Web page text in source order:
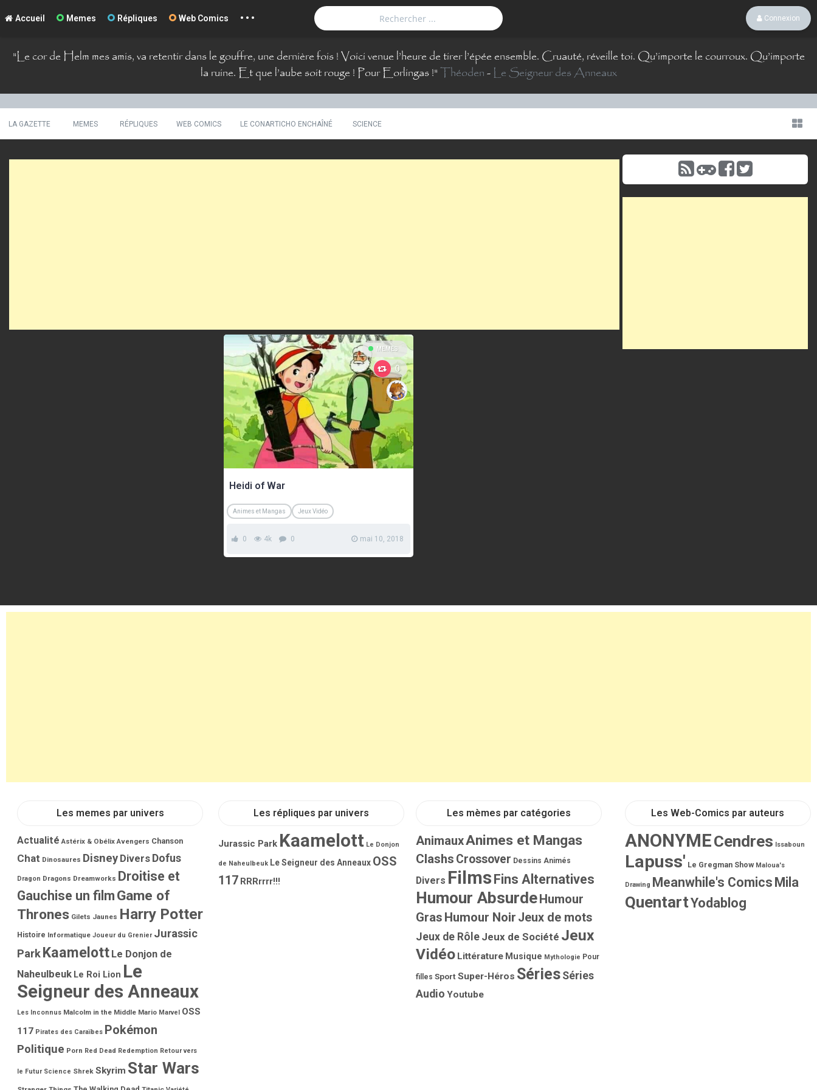
t
o
La Comté du Geek
Accueil Memes Répliques Web Comics ... Connexion
"Le cor de Helm mes amis, va retentir dans le gouffre, une dernière fois ! Voici venue l’heure de tirer l’épée ensemble. Cruauté, réveille toi. Qu’importe le courroux. Qu’importe
la ruine. Et que l’aube soit rouge ! Pour Eorlingas !"Théoden-Le Seigneur des Anneaux
LA GAZETTE MEMES RÉPLIQUES WEB COMICS LE CONARTICHO ENCHAÎNÉ SCIENCE
MEMES
0
Heidi of War
Animes et Mangas Jeux Vidéo
0 4k 0 mai 10, 2018
Les memes par univers
Actualité Astérix & Obélix Avengers Chanson
Chat Dinosaures Disney Divers Dofus
Dragon Dragons Dreamworks Droitise et
Gauchise un film Game of
Thrones Gilets Jaunes Harry Potter
Histoire Informatique Joueur du Grenier Jurassic
ParkKaamelott Le Donjon de
Naheulbeuk Le Roi Lion Le
Seigneur des Anneaux
Les Inconnus Malcolm in the Middle Mario Marvel OSS
117 Pirates des Caraïbes Pokémon
Politique Porn Red Dead Redemption Retour vers
le Futur Science Shrek Skyrim Star Wars
Les répliques par univers
Jurassic Park Kaamelott Le Donjon
de Naheulbeuk Le Seigneur des Anneaux OSS
117 RRRrrrr!!!
Les mèmes par catégories
AnimauxAnimes et Mangas
Clashs Crossover Dessins Animés
Divers Films Fins Alternatives
Humour AbsurdeHumour
Gras Humour Noir Jeux de mots
Jeux de Rôle Jeux de Société Jeux
Vidéo Littérature Musique Mythologie Pour
filles Sport Super-Héros Séries Séries
Audio Youtube
Les Web-Comics par auteurs
ANONYMECendres Issaboun
Lapuss' Le Gregman Show Maloua's
Drawing Meanwhile's Comics Mila
QuentartYodablog